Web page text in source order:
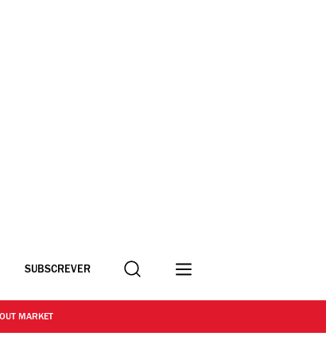
SUBSCREVER Procurar
MARKET